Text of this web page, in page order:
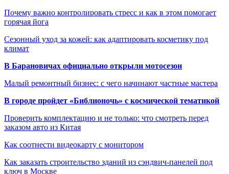
Почему важно контролировать стресс и как в этом помогает
горячая йога
Сезонный уход за кожей: как адаптировать косметику под
климат
В Барановичах официально открыли мотосезон
Малый ремонтный бизнес: с чего начинают частные мастера
В городе пройдет «Библионочь» с космической тематикой
Проверить комплектацию и не только: что смотреть перед
заказом авто из Китая
Как соотнести видеокарту с монитором
Как заказать строительство зданий из сэндвич-панелей под
ключ в Москве